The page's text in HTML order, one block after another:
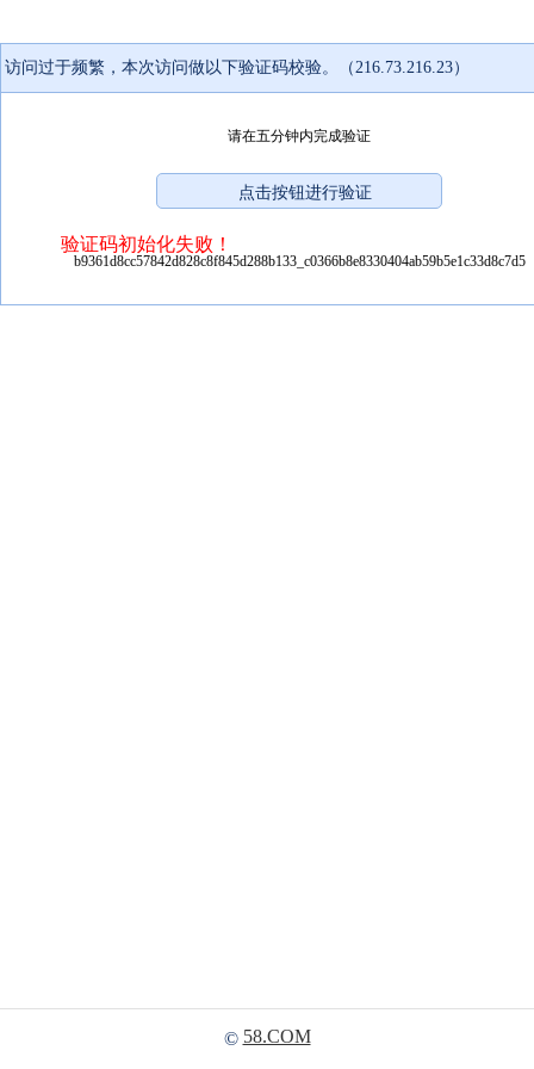
访问过于频繁，本次访问做以下验证码校验。（216.73.216.23）
请在五分钟内完成验证
验证码初始化失败！
b9361d8cc57842d828c8f845d288b133_c0366b8e8330404ab59b5e1c33d8c7d5
© 58.COM